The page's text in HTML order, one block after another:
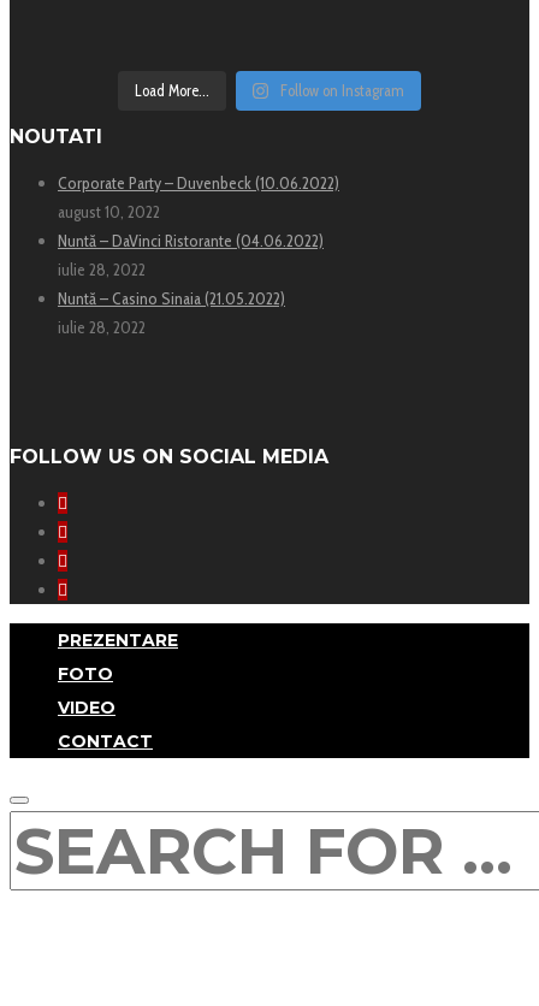
Load More... Follow on Instagram
NOUTATI
Corporate Party – Duvenbeck (10.06.2022)
august 10, 2022
Nuntă – DaVinci Ristorante (04.06.2022)
iulie 28, 2022
Nuntă – Casino Sinaia (21.05.2022)
iulie 28, 2022
FOLLOW US ON SOCIAL MEDIA
PREZENTARE
FOTO
VIDEO
CONTACT
SEARCH